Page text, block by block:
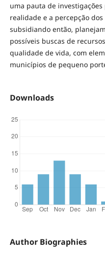
uma pauta de
realidade e a percepção
subsidiando então,
possíveis buscas de
qualidade de vida, com
municípios de pequeno
Downloads
Author Biographies